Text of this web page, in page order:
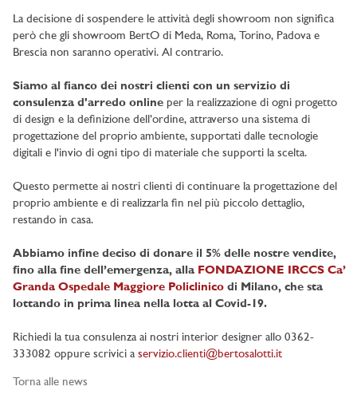
La decisione di sospendere le attività degli showroom non significa
però che gli showroom BertO di Meda, Roma, Torino, Padova e
Brescia non saranno operativi. Al contrario.
Siamo al fianco dei nostri clienti con un servizio di
consulenza d'arredo online per la realizzazione di ogni progetto
di design e la definizione dell’ordine, attraverso una sistema di
progettazione del proprio ambiente, supportati dalle tecnologie
digitali e l'invio di ogni tipo di materiale che supporti la scelta.
Questo permette ai nostri clienti di continuare la progettazione del
proprio ambiente e di realizzarla fin nel più piccolo dettaglio,
restando in casa.
Abbiamo infine deciso di donare il 5% delle nostre vendite,
fino alla fine dell’emergenza, alla FONDAZIONE IRCCS Ca’
Granda Ospedale Maggiore Policlinico di Milano, che sta
lottando in prima linea nella lotta al Covid-19.
Richiedi la tua consulenza ai nostri interior designer allo 0362-
333082 oppure scrivici a servizio.clienti@bertosalotti.it
Torna alle news